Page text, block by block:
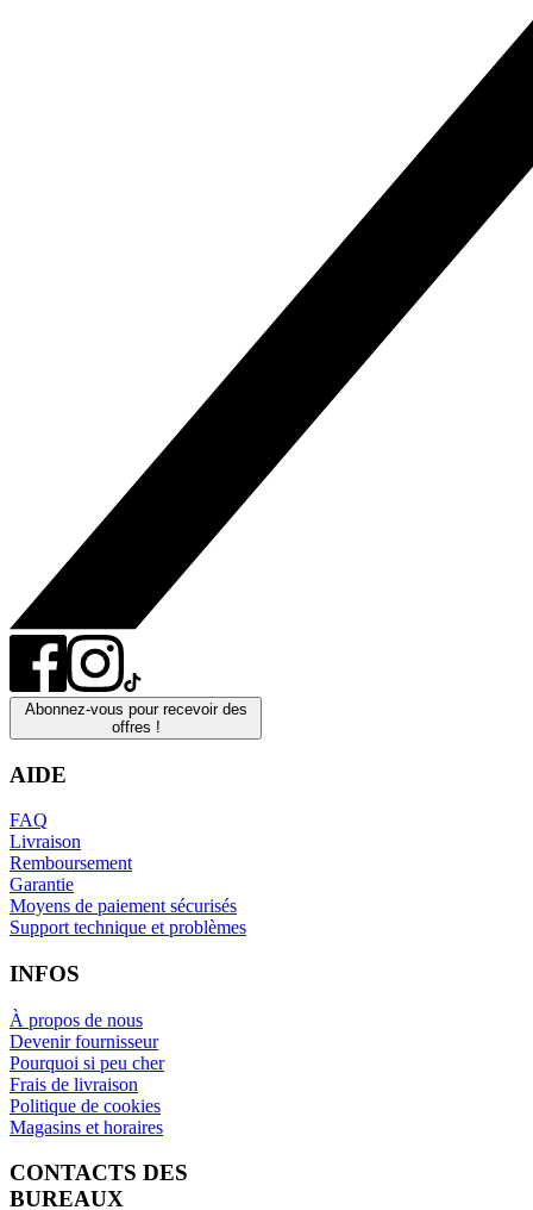
Abonnez-vous pour recevoir des
offres !
AIDE
FAQ
Livraison
Remboursement
Garantie
Moyens de paiement sécurisés
Support technique et problèmes
INFOS
À propos de nous
Devenir fournisseur
Pourquoi si peu cher
Frais de livraison
Politique de cookies
Magasins et horaires
CONTACTS DES
BUREAUX